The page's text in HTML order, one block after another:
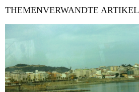
THEMENVERWANDTE ARTIKEL